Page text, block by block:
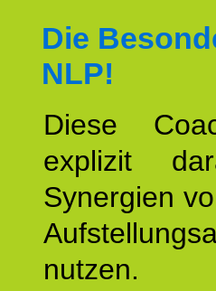
Die
NLP!
Diese
explizit
Synergien
nutzen.